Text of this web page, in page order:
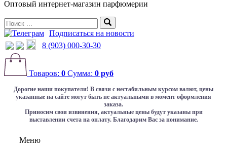
Оптовый интернет-магазин парфюмерии
Подписаться на новости
8 (903) 000-30-30
Товаров: 0 Сумма: 0 руб
Дорогие наши покупатели! В связи с нестабильным курсом валют, цены
указанные на сайте могут быть не актуальными в момент оформления
заказа.
Приносим свои извинения, актуальные цены будут указаны при
выставлении счета на оплату. Благодарим Вас за понимание.
Меню